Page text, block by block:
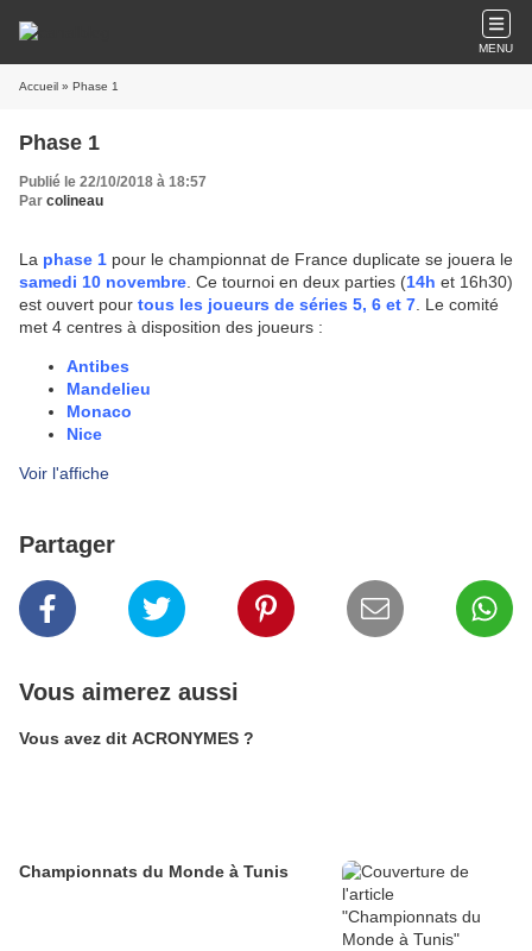
MENU
Accueil » Phase 1
Phase 1
Publié le 22/10/2018 à 18:57
Par colineau
La phase 1 pour le championnat de France duplicate se jouera le
samedi 10 novembre . Ce tournoi en deux parties (14h et 16h30)
est ouvert pour tous les joueurs de séries 5, 6 et 7 . Le comité
met 4 centres à disposition des joueurs :
Antibes
Mandelieu
Monaco
Nice
Voir l'affiche
Partager
Vous aimerez aussi
Vous avez dit ACRONYMES ?
Championnats du Monde à Tunis